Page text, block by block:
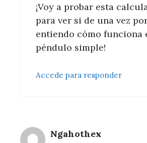
¡Voy a probar esta
para ver si de una vez
entiendo cómo funciona
péndulo simple!
Accede para responder
Ngahothex